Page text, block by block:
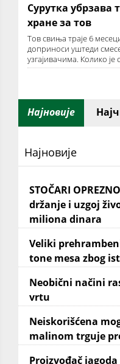
Сурутка
хране за тов
Тов свиња траје 6
доприноси уштеди
узгајивачима. Колико
Најновије
Најновије
STOČARI
držanje i uzgoj
miliona dinara
Veliki
tone mesa zbog
Neobični načini
vrtu
Neiskorišćena
malinom trguje
Proizvođač